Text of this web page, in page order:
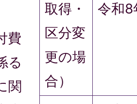
費
る
関
取得・
区分変
更の場
合）
令和8